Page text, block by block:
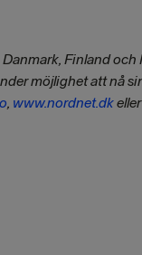
Finland och
möjlighet att nå
, www.nordnet.dkeller